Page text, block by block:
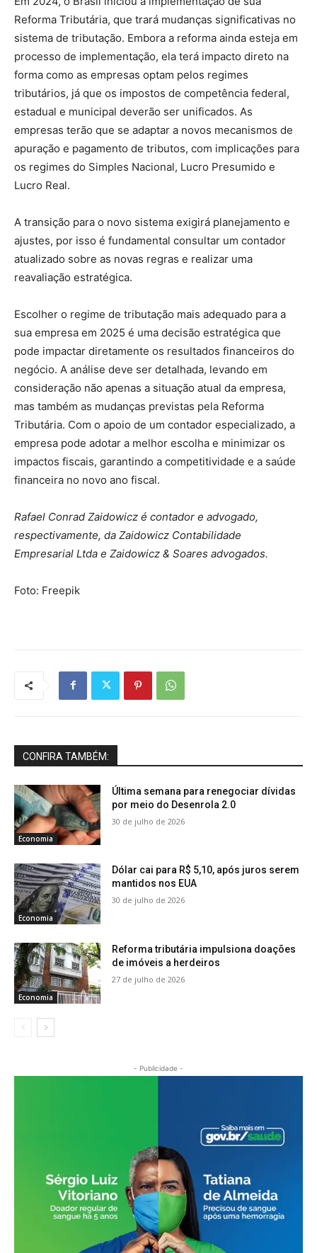
Reforma Tributária, que trará mudanças significativas no
sistema de tributação. Embora a reforma ainda esteja em
processo de implementação, ela terá impacto direto na
forma como as empresas optam pelos regimes
tributários, já que os impostos de competência federal,
estadual e municipal deverão ser unificados. As
empresas terão que se adaptar a novos mecanismos de
apuração e pagamento de tributos, com implicações para
os regimes do Simples Nacional, Lucro Presumido e
Lucro Real.
A transição para o novo sistema exigirá planejamento e
ajustes, por isso é fundamental consultar um contador
atualizado sobre as novas regras e realizar uma
reavaliação estratégica.
Escolher o regime de tributação mais adequado para a
sua empresa em 2025 é uma decisão estratégica que
pode impactar diretamente os resultados financeiros do
negócio. A análise deve ser detalhada, levando em
consideração não apenas a situação atual da empresa,
mas também as mudanças previstas pela Reforma
Tributária. Com o apoio de um contador especializado, a
empresa pode adotar a melhor escolha e minimizar os
impactos fiscais, garantindo a competitividade e a saúde
financeira no novo ano fiscal.
Rafael Conrad Zaidowicz é contador e advogado,
respectivamente, da Zaidowicz Contabilidade
Empresarial Ltda e Zaidowicz & Soares advogados.
Foto: Freepik
CONFIRA TAMBÉM:
Economia
Última semana para renegociar dívidas
por meio do Desenrola 2.0
30 de julho de 2026
Economia
Dólar cai para R$ 5,10, após juros serem
mantidos nos EUA
30 de julho de 2026
Economia
Reforma tributária impulsiona doações
de imóveis a herdeiros
27 de julho de 2026
- Publicidade -